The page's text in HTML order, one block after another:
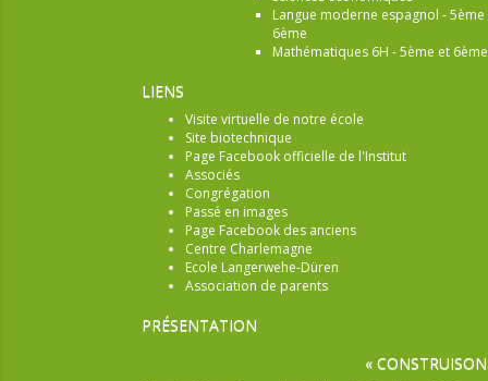
Langue moderne espagnol - 5ème
6ème
Mathématiques 6H - 5ème et 6ème
LIENS
Visite virtuelle de notre école
Site biotechnique
Page Facebook officielle de l'Institut
Associés
Congrégation
Passé en images
Page Facebook des anciens
Centre Charlemagne
Ecole Langerwehe-Düren
Association de parents
PRÉSENTATION
«